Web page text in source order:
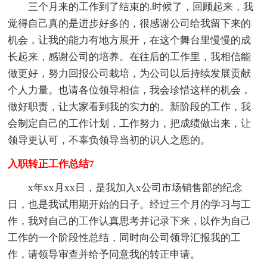
三个月来的工作到了结束的.时候了，回顾起来，我
觉得自己真的是进步好多的，很感谢公司给我留下来的
机会，让我的能力有地方展开，在这个舞台里慢慢的成
长起来，感谢公司的培养。在往后的工作里，我相信能
做更好，努力回报公司栽培，为公司以后持续发展贡献
个人力量。也请各位领导相信，我会珍惜这样的机会，
做好职责，让大家看到我的实力的。新阶段的工作，我
会制定自己的工作计划，工作努力，把成绩做出来，让
领导更认可，不辜负领导当初的识人之恩的。
入职转正工作总结7
x年xx月xx日，是我加入x公司市场销售部的纪念
日，也是我试用期开始的日子。经过三个月的学习与工
作，我对自己的工作认真思考并记录下来，以作为自己
工作的一个阶段性总结，同时向公司领导汇报我的工
作，请领导审查并给予同意我的转正申请。